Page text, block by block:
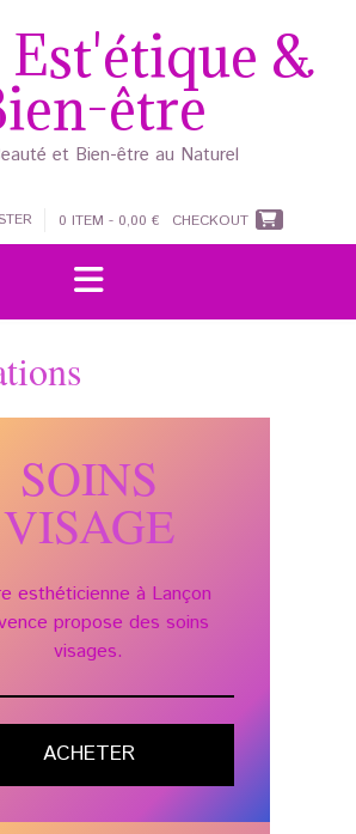
&
être
et Bien-être au Naturel
0 ITEM - 0,00 € CHECKOUT
SOINS
VISAGE
esthéticienne à Lançon
propose des soins
visages.
ACHETER